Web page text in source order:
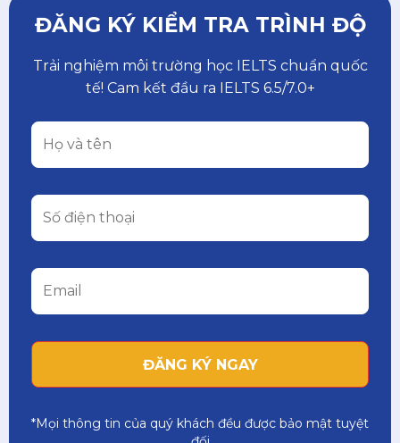
ĐĂNG KÝ KIỂM TRA TRÌNH ĐỘ
Trải nghiệm môi trường học IELTS chuẩn quốc
tế! Cam kết đầu ra IELTS 6.5/7.0+
*Mọi thông tin của quý khách đều được bảo mật tuyệt